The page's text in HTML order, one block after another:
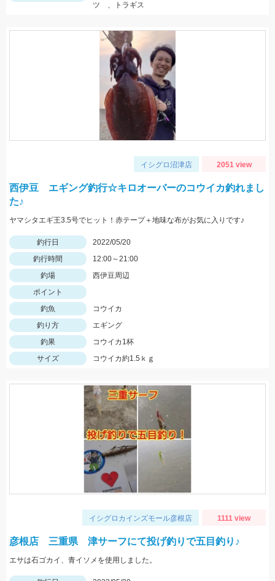
ツ 、トラギス
イシグロ沼津店 2051 view
西伊豆 エギング釣行☆キロオーバーのコウイカ釣れまし
た♪
ヤマシタエギ王3.5号でヒット！赤テープ＋地味な布がお気に入りです♪
釣行日
2022/05/20
釣行時間
12:00～21:00
釣場
西伊豆周辺
ポイント
釣魚
コウイカ
釣り方
エギング
釣果
コウイカ1杯
サイズ
コウイカ約1.5ｋｇ
イシグロカインズモール彦根店 1111 view
彦根店 三重県 津サーフにて投げ釣りで五目釣り♪
エサは石ゴカイ、青イソメを使用しました。